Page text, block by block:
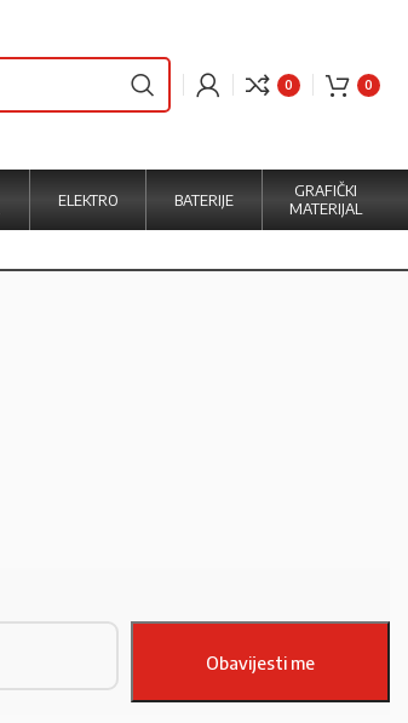
0 0
ELEKTRO BATERIJE
GRAFIČKI
MATERIJAL